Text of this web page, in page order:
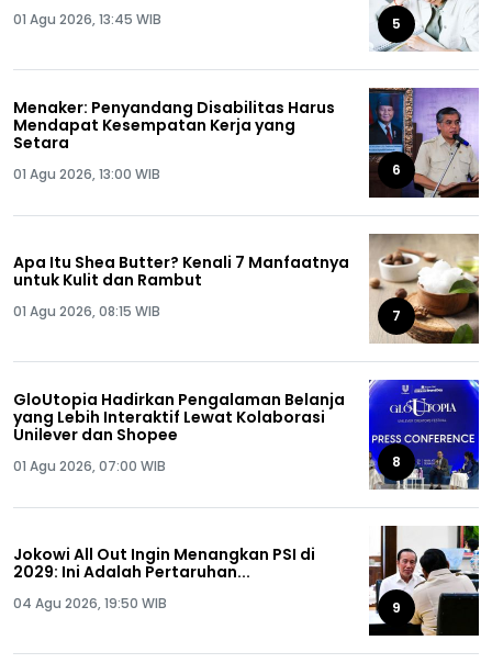
01 Agu 2026, 13:45 WIB 5
Menaker: Penyandang Disabilitas Harus
Mendapat Kesempatan Kerja yang
Setara
01 Agu 2026, 13:00 WIB 6
Apa Itu Shea Butter? Kenali 7 Manfaatnya
untuk Kulit dan Rambut
01 Agu 2026, 08:15 WIB 7
GloUtopia Hadirkan Pengalaman Belanja
yang Lebih Interaktif Lewat Kolaborasi
Unilever dan Shopee
01 Agu 2026, 07:00 WIB 8
Jokowi All Out Ingin Menangkan PSI di
2029: Ini Adalah Pertaruhan...
04 Agu 2026, 19:50 WIB 9